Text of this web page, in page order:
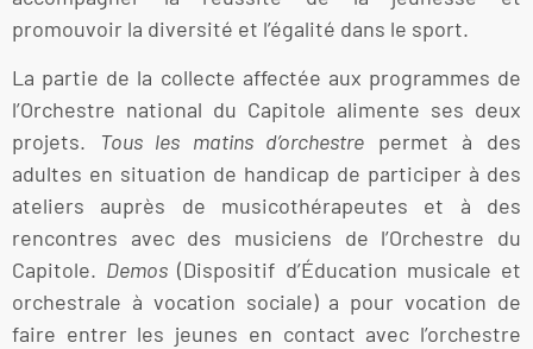
promouvoir la diversité et l’égalité dans le sport.
La partie de la collecte affectée aux programmes de
l’Orchestre national du Capitole alimente ses deux
projets.
Tous les matins d’orchestre permet à des
adultes en situation de handicap de participer à des
ateliers auprès de musicothérapeutes et à des
rencontres avec des musiciens de l’Orchestre du
Capitole. Demos (Dispositif d’Éducation musicale et
orchestrale à vocation sociale) a pour vocation de
faire entrer les jeunes en contact avec l’orchestre